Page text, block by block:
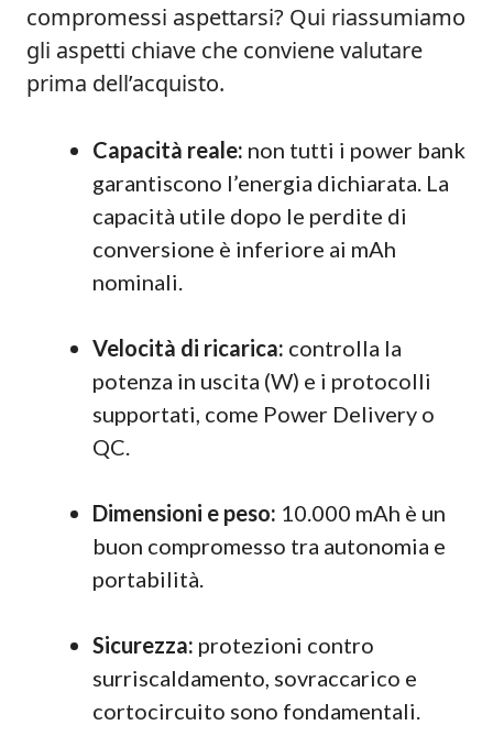
compromessi aspettarsi? Qui riassumiamo
gli aspetti chiave che conviene valutare
prima dell’acquisto.
Capacità reale: non tutti i power bank
garantiscono l’energia dichiarata. La
capacità utile dopo le perdite di
conversione è inferiore ai mAh
nominali.
Velocità di ricarica: controlla la
potenza in uscita (W) e i protocolli
supportati, come Power Delivery o
QC.
Dimensioni e peso: 10.000 mAh è un
buon compromesso tra autonomia e
portabilità.
Sicurezza: protezioni contro
surriscaldamento, sovraccarico e
cortocircuito sono fondamentali.